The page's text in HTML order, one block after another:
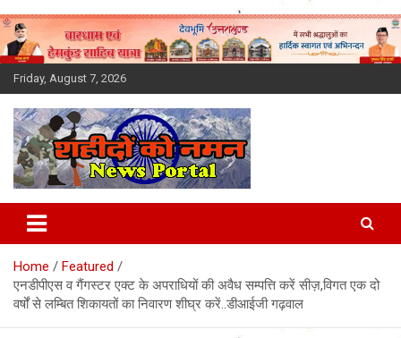
Skip
to
content
Friday, August 7, 2026
Latest News Today, Breaking
News, Uttarakhand News in
Hindi
Home
Featured
एनडीपीएस व गैंगस्टर एक्ट के अपराधियों की अवैध सम्पत्ति करें सीज़,विगत एक दो
वर्षों से लम्बित शिकायतों का निवारण शीघ्र करें..डीआईजी गढ़वाल